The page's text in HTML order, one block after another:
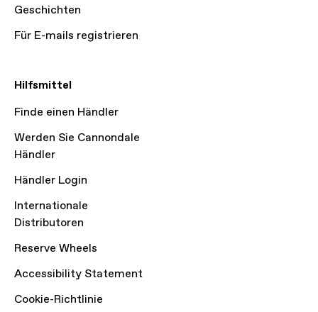
Geschichten
Für E-mails registrieren
Hilfsmittel
Finde einen Händler
Werden Sie Cannondale
Händler
Händler Login
Internationale
Distributoren
Reserve Wheels
Accessibility Statement
Cookie-Richtlinie